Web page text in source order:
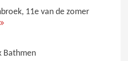
11e van de zomer
Bathmen